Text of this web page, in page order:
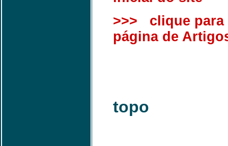
>>> clique para
página de
topo